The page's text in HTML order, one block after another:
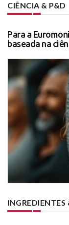
CIÊNCIA & P&D
Para a
baseada na